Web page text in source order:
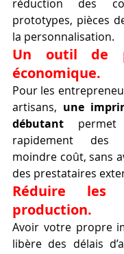
réduction des
prototypes, pièces
la personnalisation.
Un outil de
économique.
Pour les
artisans, une
débutant permet
rapidement des
moindre coût, sans
des prestataires
Réduire les
production.
Avoir votre propre
libère des délais